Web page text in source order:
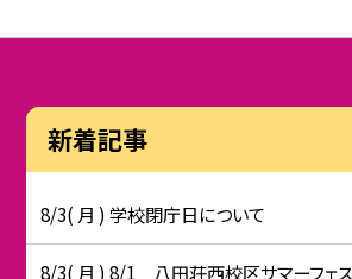
新着記事
8/3( 月 ) 学校閉庁日について
8/3( 月 ) 8/1 八田荘西校区サマーフェ